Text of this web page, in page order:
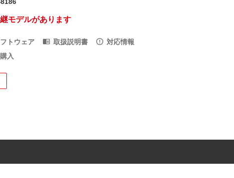
モデルがあります
トウェア 取扱説明書
対応情報
入